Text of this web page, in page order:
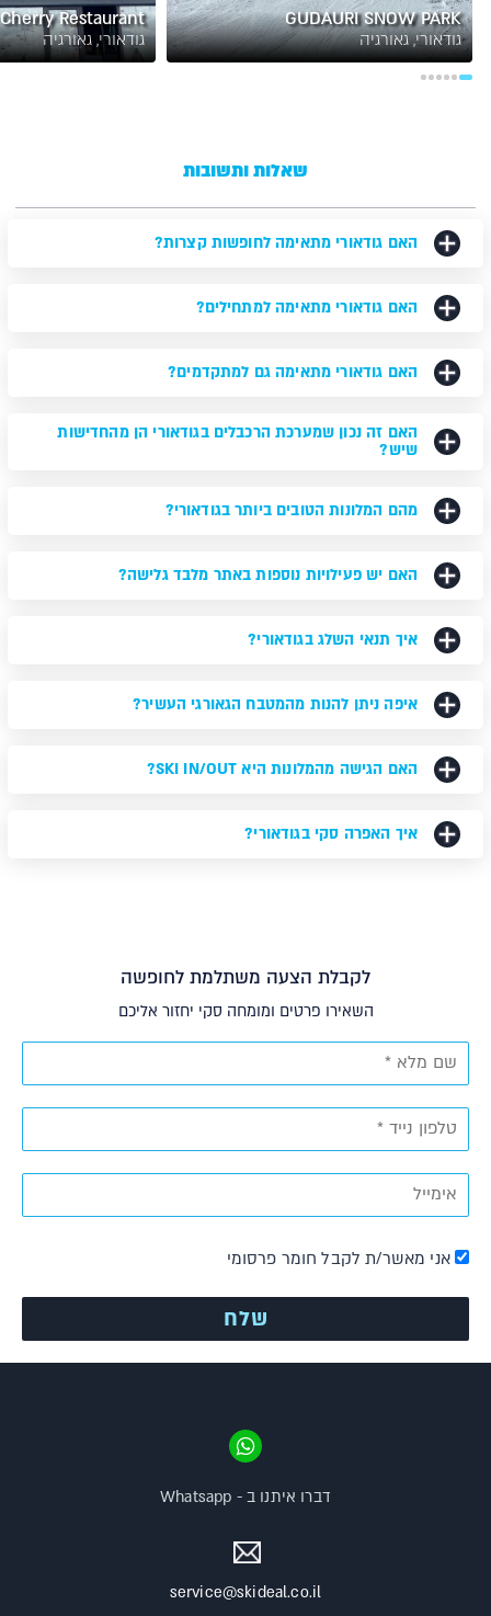
GUDAURI SNOW PARK
גודאורי, גאורגיה
Restaurant
גודאורי, גאורגיה
שאלות ותשובות
האם גודאורי מתאימה לחופשות קצרות?
האם גודאורי מתאימה למתחילים?
האם גודאורי מתאימה גם למתקדמים?
האם זה נכון שמערכת הרכבלים בגודאורי הן מהחדישות
שיש?
מהם המלונות הטובים ביותר בגודאורי?
האם יש פעילויות נוספות באתר מלבד גלישה?
איך תנאי השלג בגודאורי?
איפה ניתן להנות מהמטבח הגאורגי העשיר?
האם הגישה מהמלונות היא SKI IN/OUT?
איך האפרה סקי בגודאורי?
לקבלת הצעה משתלמת לחופשה
השאירו פרטים ומומחה סקי יחזור אליכם
אני מאשר/ת לקבל חומר פרסומי
service@skideal.co.il
דברו איתנו ב - Whatsapp